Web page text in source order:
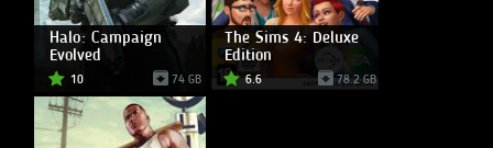
Halo: Campaign
Evolved
10 74 GB
The Sims 4: Deluxe
Edition
6.6 78.2 GB